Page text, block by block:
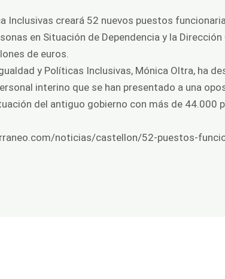
Inclusivas creará 52 nuevos puestos
en Situación de Dependencia y la
de euros.
y Políticas Inclusivas, Mónica Oltra, ha
interino que se han presentado a una
del antiguo gobierno con más de 44.000
noticias/castellon/52-puestos-